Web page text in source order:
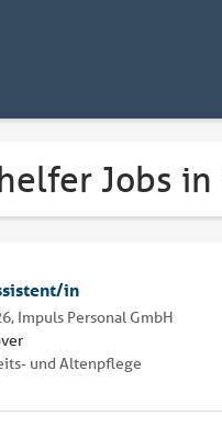
Jobs in
in
Impuls Personal GmbH
und Altenpflege